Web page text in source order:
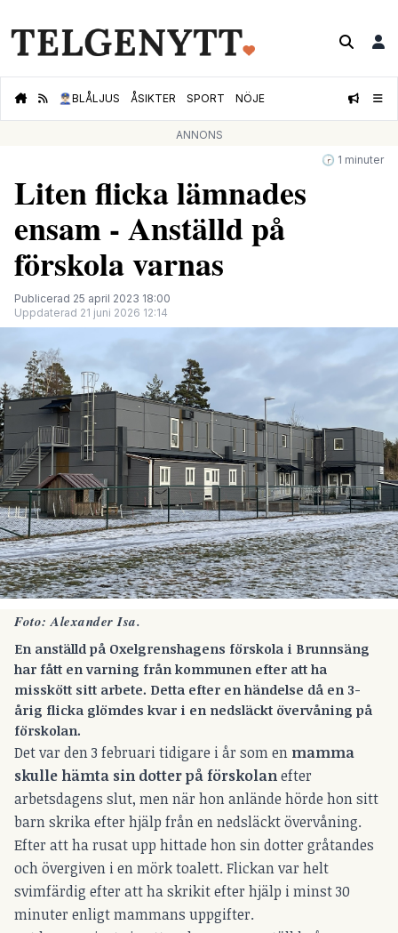
👮🏻‍♂️BLÅLJUS ÅSIKTER SPORT NÖJE
ANNONS
🕝 1 minuter
Liten flicka lämnades
ensam - Anställd på
förskola varnas
Publicerad 25 april 2023 18:00
Uppdaterad 21 juni 2026 12:14
Foto: Alexander Isa.
En anställd på Oxelgrenshagens förskola i Brunnsäng
har fått en varning från kommunen efter att ha
misskött sitt arbete. Detta efter en händelse då en 3-
årig flicka glömdes kvar i en nedsläckt övervåning på
förskolan.
Det var den 3 februari tidigare i år som en mamma
skulle hämta sin dotter på förskolanefter
arbetsdagens slut, men när hon anlände hörde hon sitt
barn skrika efter hjälp från en nedsläckt övervåning.
Efter att ha rusat upp hittade hon sin dotter gråtandes
och övergiven i en mörk toalett. Flickan var helt
svimfärdig efter att ha skrikit efter hjälp i minst 30
minuter enligt mammans uppgifter.